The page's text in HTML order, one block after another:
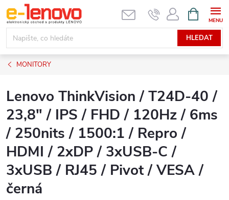
Přejít
na
obsah
HLEDAT
NÁKUPNÍ
KOŠÍK
MONITORY
Lenovo ThinkVision / T24D-40 /
23,8" / IPS / FHD / 120Hz / 6ms
/ 250nits / 1500:1 / Repro /
HDMI / 2xDP / 3xUSB-C /
3xUSB / RJ45 / Pivot / VESA /
černá